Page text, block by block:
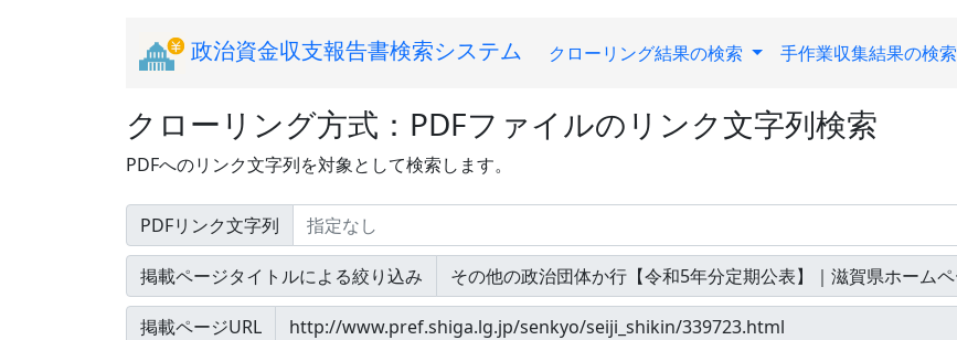
政治資金収支報告書検索システム クローリング結果の検索 手作業収集結果の検索
クローリング方式：PDFファイルのリンク文字列検索
PDFへのリンク文字列を対象として検索します。
PDFリンク文字列
掲載ページタイトルによる絞り込み
掲載ページURL